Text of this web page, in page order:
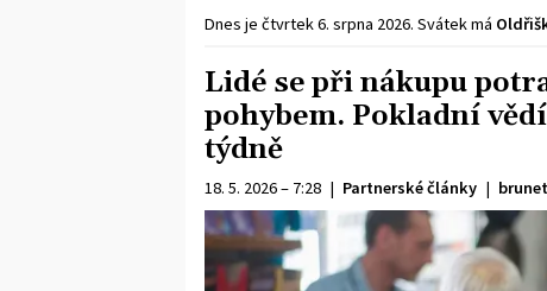
Dnes je čtvrtek6. srpna 2026. Svátek má
Lidé se při nákupu
pohybem. Pokladní
týdně
18. 5. 2026 – 7:28 | Partnerské články |